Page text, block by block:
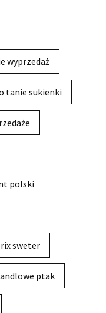
wyprzedaż
tanie sukienki
polski
sweter
ptak